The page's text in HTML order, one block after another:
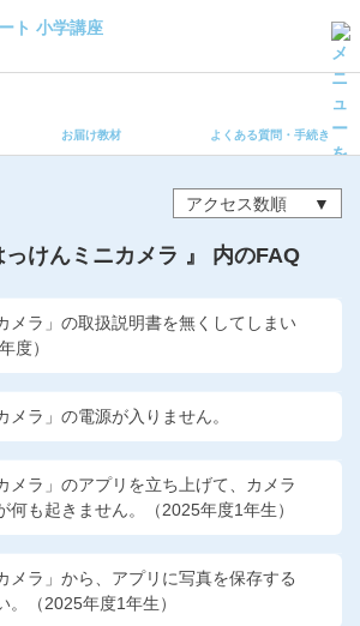
手続き
種お手続き
続き・照会)
い合わせ
探す
口
じ
お届け教材 よくある質問・手続き
アクセス数順
っけんミニカメラ 』 内のFAQ
メラ」の取扱説明書を無くしてしまい
度）
メラ」の電源が入りません。
メラ」のアプリを立ち上げて、カメラ
何も起きません。（2025年度1年生）
メラ」から、アプリに写真を保存する
。（2025年度1年生）